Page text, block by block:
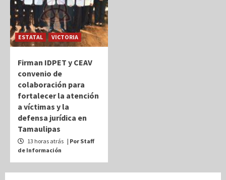
ESTATAL VICTORIA
Firman IDPET y CEAV
convenio de
colaboración para
fortalecer la atención
a víctimas y la
defensa jurídica en
Tamaulipas
13 horas atrás | Por Staff
de Información